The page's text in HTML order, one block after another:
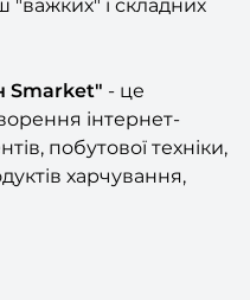
йому працювати
"важких" і складних
Smarket" - це
інтернет-
побутової техніки,
харчування,